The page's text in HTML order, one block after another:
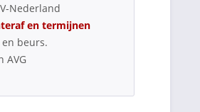
Nederland
en termijnen
beurs.
AVG